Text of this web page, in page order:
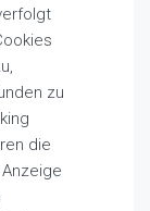
zu
die